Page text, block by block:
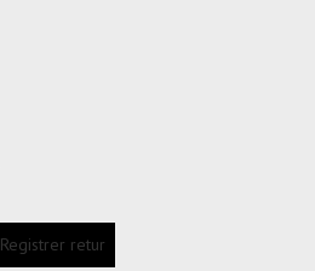
Registrer retur